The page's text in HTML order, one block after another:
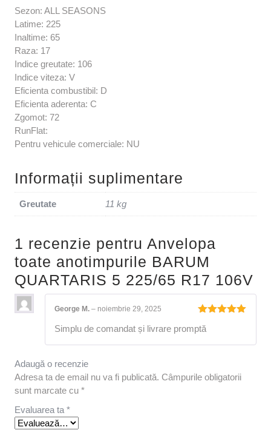
Sezon: ALL SEASONS
Latime: 225
Inaltime: 65
Raza: 17
Indice greutate: 106
Indice viteza: V
Eficienta combustibil: D
Eficienta aderenta: C
Zgomot: 72
RunFlat:
Pentru vehicule comerciale: NU
Informații suplimentare
Greutate 11 kg
1 recenzie pentru Anvelopa
toate anotimpurile BARUM
QUARTARIS 5 225/65 R17 106V
5din 5
George M. – noiembrie 29, 2025
Simplu de comandat și livrare promptă
Adaugă o recenzie
Adresa ta de email nu va fi publicată. Câmpurile obligatorii
sunt marcate cu *
Evaluarea ta *